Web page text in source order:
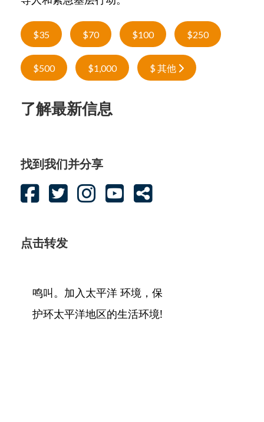
$35 $70 $100 $250
$500 $1,000 $ 其他
了解最新信息
找到我们并分享
点击转发
鸣叫。加入太平洋 环境，保
护环太平洋地区的生活环境!